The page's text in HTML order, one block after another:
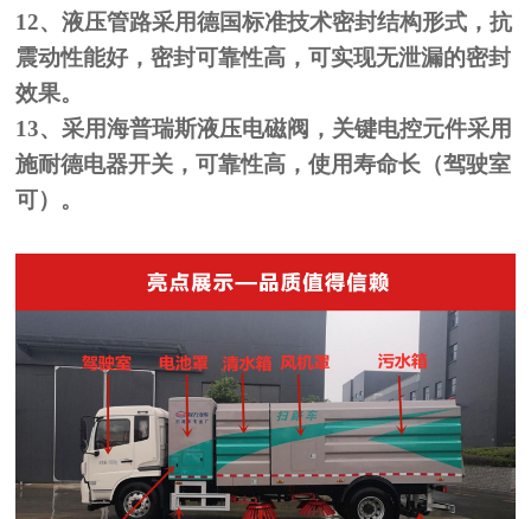
12、液压管路采用德国标准技术密封结构形式，抗
震动性能好，密封可靠性高，可实现无泄漏的密封
效果。
13、采用海普瑞斯液压电磁阀，关键电控元件采用
施耐德电器开关，可靠性高，使用寿命长（驾驶室
可）。